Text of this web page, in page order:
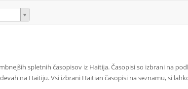
spletnih časopisov iz Haitija. Časopisi so izbrani na
na Haitiju. Vsi izbrani Haitian časopisi na seznamu, si